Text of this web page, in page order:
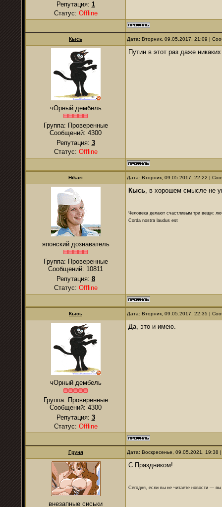
Репутация: 1
Статус: Offline
Кысь Дата: Вторник, 09.05.2017, 21:09 |
чОрный дембель
Группа: Проверенные
Сообщений: 4300
Репутация: 3
Статус: Offline
Путин в этот раз даже
Hikari Дата: Вторник, 09.05.2017, 22:22 |
японский дознаватель
Группа: Проверенные
Сообщений: 10811
Репутация: 8
Статус: Offline
Кысь, в хорошем смысле не
Человека делают счастливым три вещи:
Corda nostra laudus est
Кысь Дата: Вторник, 09.05.2017, 22:35 |
чОрный дембель
Группа: Проверенные
Сообщений: 4300
Репутация: 3
Статус: Offline
Да, это и имею.
Груня Дата: Воскресенье, 09.05.2021,
внезапные сиськи
С Праздником!
Сегодня, если вы не читаете новости —